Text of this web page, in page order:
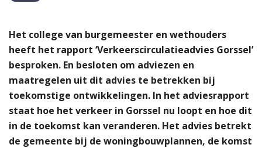
Het college van burgemeester en wethouders
heeft het rapport ‘Verkeerscirculatieadvies Gorssel’
besproken. En besloten om adviezen en
maatregelen uit dit advies te betrekken bij
toekomstige ontwikkelingen. In het adviesrapport
staat hoe het verkeer in Gorssel nu loopt en hoe dit
in de toekomst kan veranderen. Het advies betrekt
de gemeente bij de woningbouwplannen, de komst